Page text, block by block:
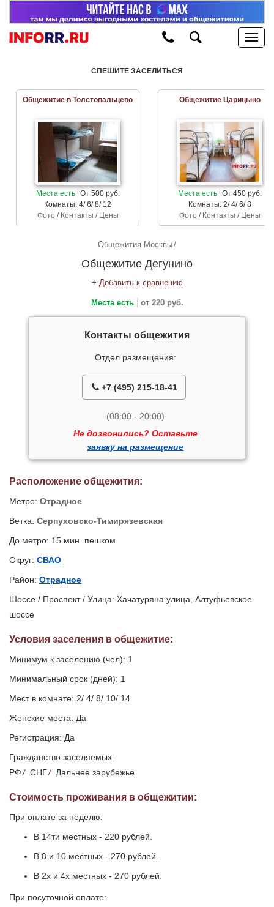
СПЕШИТЕ ЗАСЕЛИТЬСЯ
Общежитие в Толстопальцево
Места есть От 500 руб.
Комнаты: 4/ 6/ 8/ 12
Фото / Контакты / Цены
Общежитие Царицыно
Места есть От 450 руб.
Комнаты: 2/ 4/ 6/ 8
Фото / Контакты / Цены
Общежития Москвы
Общежитие Дегунино
+ Добавить к сравнению
Места есть от 220 руб.
Контакты общежития
Отдел размещения:
+7 (495) 215-18-41
(08:00 - 20:00)
Не дозвонились? Оставьте
заявку на размещение
Расположение общежития:
Метро: Отрадное
Ветка: Серпуховско-Тимирязевская
До метро: 15 мин. пешком
Округ: СВАО
Район: Отрадное
Шоссе / Проспект / Улица: Хачатуряна улица, Алтуфьевское
шоссе
Условия заселения в общежитие:
Минимум к заселению (чел): 1
Минимальный срок (дней): 1
Мест в комнате: 2/ 4/ 8/ 10/ 14
Женские места: Да
Регистрация: Да
Гражданство заселяемых:
РФ/ СНГ/ Дальнее зарубежье
Стоимость проживания в общежитии:
При оплате за неделю:
В 14ти местных - 220 рублей.
В 8 и 10 местных - 270 рублей.
В 2х и 4х местных - 270 рублей.
При посуточной оплате: